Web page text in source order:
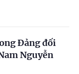
Đảng đối
Nguyễn